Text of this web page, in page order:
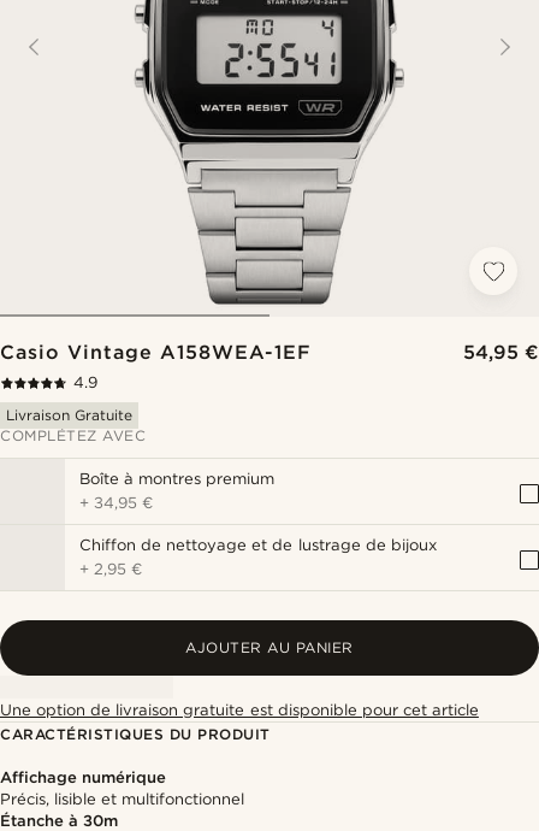
Casio Vintage A158WEA-1EF 54,95 €
4.9
Livraison Gratuite
COMPLÉTEZ AVEC
Boîte à montres premium
+ 34,95 €
Chiffon de nettoyage et de lustrage de bijoux
+ 2,95 €
AJOUTER AU PANIER
Une option de livraison gratuite est disponible pour cet article
CARACTÉRISTIQUES DU PRODUIT
Affichage numérique
Précis, lisible et multifonctionnel
Étanche à 30m